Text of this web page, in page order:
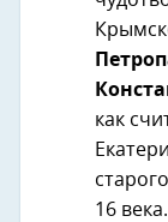
как
16 века.